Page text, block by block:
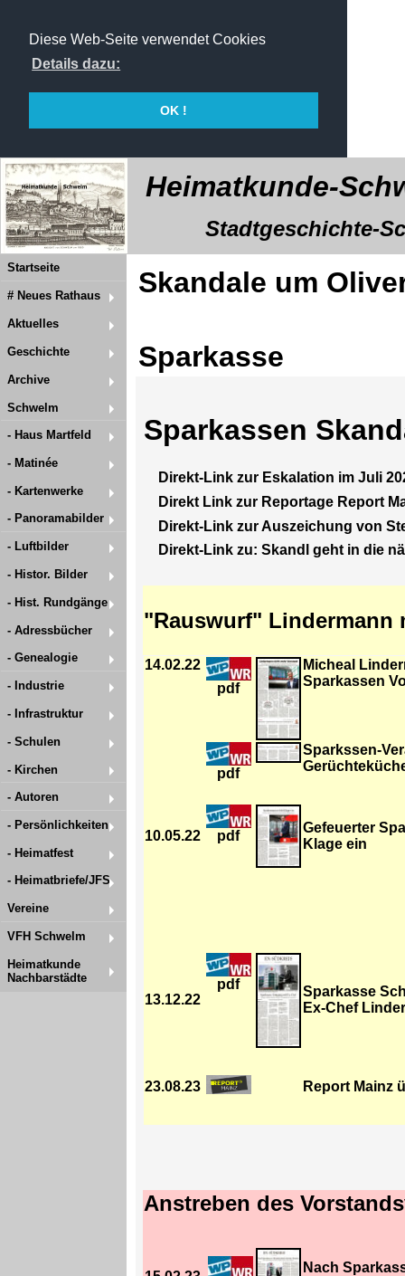
Diese Web-Seite verwendet Cookies
Details dazu:
OK !
Heimatkunde-
Stadtgeschichte-
Startseite
# Neues Rathaus
Aktuelles
Geschichte
Archive
Schwelm
- Haus Martfeld
- Matinée
- Kartenwerke
- Panoramabilder
- Luftbilder
- Histor. Bilder
- Hist. Rundgänge
- Adressbücher
- Genealogie
- Industrie
- Infrastruktur
- Schulen
- Kirchen
- Autoren
- Persönlichkeiten
- Heimatfest
- Heimatbriefe/JFS
Vereine
VFH Schwelm
Heimatkunde
Nachbarstädte
Skandale um
Sparkasse
Sparkassen
Direkt-Link zur Eskalation im Juli
Direkt Link zur Reportage Report
Direkt-Link zur Auszeichung von
Direkt-Link zu: Skandl geht in die
"Rauswurf" Lindermann
14.02.22
pdf
Micheal
Sparkassen
pdf
Sparkssen-
10.05.22 pdf
Gefeuerter
Klage ein
13.12.22
pdf
Sparkasse
Ex-Chef
23.08.23 Report Mainz
Anstreben des
Nach